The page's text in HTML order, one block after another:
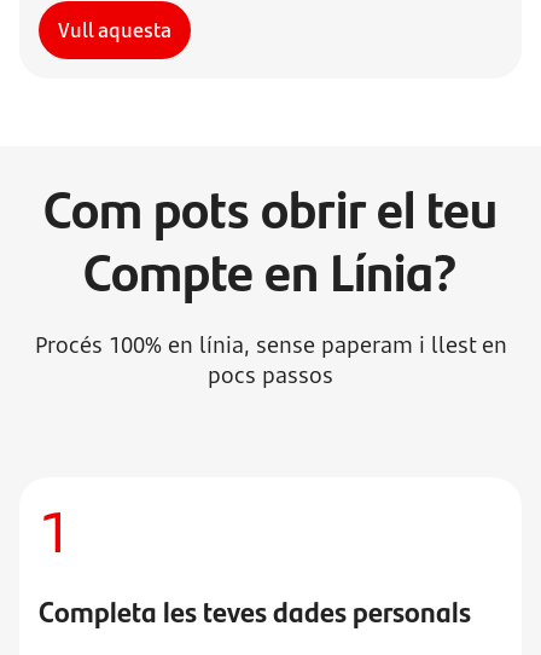
Vull aquesta
Com pots obrir el teu
Compte en Línia?
Procés 100% en línia, sense paperam i llest en
pocs passos
1
Completa les teves dades personals